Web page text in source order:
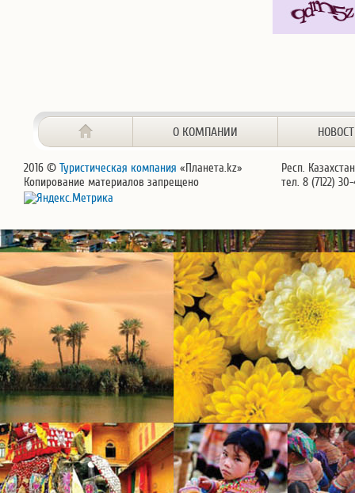
О КОМПАНИИ
2016 © Туристическая компания «Планета.kz»
Копирование материалов запрещено
Респ.
тел. 8 (7122)